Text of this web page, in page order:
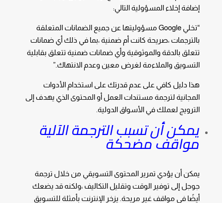
إضافة إخلاء المسؤولية التالي:
“تخلي Google مسؤوليتها عن جميع الضمانات المتعلقة
بالترجمات ،صريحة كانت أم ضمنية ،بما في ذلك أي ضمانات
تتعلق بالدقة والموثوقية وأي ضمانات ضمنية تتعلق بقابلية
التسويق والملاءمة لغرض معين وعدم الانتهاك.”
هذا دليل كافي على عدم قدرتك على استخدام الأدوات
المجانية لترجمة مستندات العمل أو المحتوى الذي يهدف إلى
الترويج لعملك في الأسواق الدولية.
يمكن أن تسبب الترجمة الآلية
مواقف مضحكة
يمكن أن يؤدي تمرير المحتوى التسويقي من خلال ترجمة
جوجل إلى توفير الوقت وتقليل التكاليف ،ولكنه قد يضعك
أيضًا في مواقف غير مريحة. يزخر الإنترنت بأمثلة للتسويق